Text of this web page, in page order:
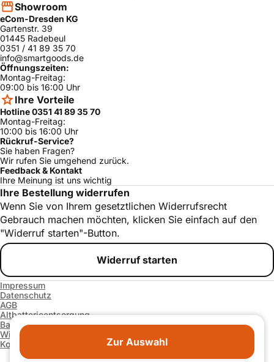
Zur Auswahl
Showroom
eCom-Dresden KG
Gartenstr. 39
01445 Radebeul
0351 / 41 89 35 70
info@smartgoods.de
Öffnungszeiten:
Montag-Freitag:
09:00 bis 16:00 Uhr
Ihre Vorteile
Hotline 0351 41 89 35 70
Montag-Freitag:
10:00 bis 16:00 Uhr
Rückruf-Service?
Sie haben Fragen?
Wir rufen Sie umgehend zurück.
Feedback & Kontakt
Ihre Meinung ist uns wichtig
Ihre Bestellung widerrufen
Wenn Sie von Ihrem gesetztlichen Widerrufsrecht
Gebrauch machen möchten, klicken Sie einfach auf den
"Widerruf starten"-Button.
Widerruf starten
Impressum
Datenschutz
AGB
Altbatterieentsorgung
Barrierefreiheitserklärung
Widerrufsrecht und -formular
Kontakt